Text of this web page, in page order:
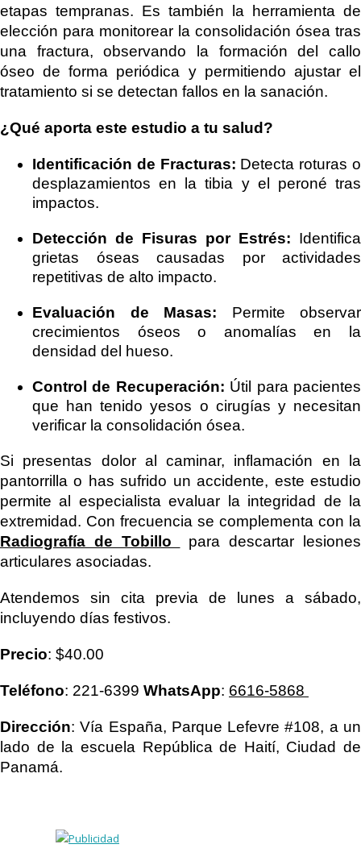
etapas tempranas. Es también la herramienta de
elección para monitorear la consolidación ósea tras
una fractura, observando la formación del callo
óseo de forma periódica y permitiendo ajustar el
tratamiento si se detectan fallos en la sanación.
¿Qué aporta este estudio a tu salud?
Identificación de Fracturas: Detecta roturas o
desplazamientos en la tibia y el peroné tras
impactos.
Detección de Fisuras por Estrés: Identifica
grietas óseas causadas por actividades
repetitivas de alto impacto.
Evaluación de Masas: Permite observar
crecimientos óseos o anomalías en la
densidad del hueso.
Control de Recuperación: Útil para pacientes
que han tenido yesos o cirugías y necesitan
verificar la consolidación ósea.
Si presentas dolor al caminar, inflamación en la
pantorrilla o has sufrido un accidente, este estudio
permite al especialista evaluar la integridad de la
extremidad. Con frecuencia se complementa con la
Radiografía de Tobillo
para descartar lesiones
articulares asociadas.
Atendemos sin cita previa de lunes a sábado,
incluyendo días festivos.
Precio: $40.00
Teléfono: 221-6399 WhatsApp: 6616-5868
Dirección: Vía España, Parque Lefevre #108, a un
lado de la escuela República de Haití, Ciudad de
Panamá.